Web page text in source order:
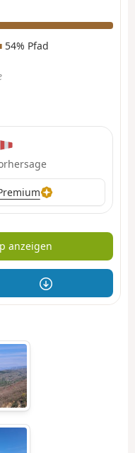
54% Pfad
anzeigen